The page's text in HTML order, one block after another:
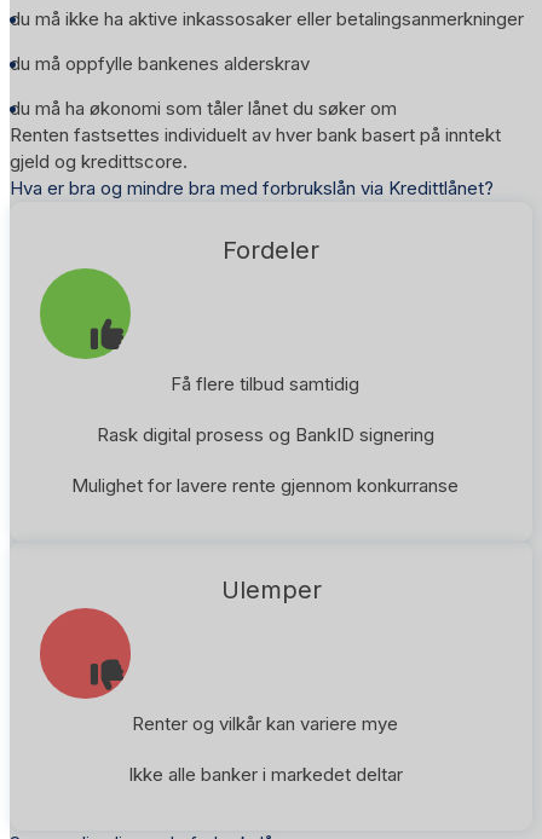
du må ikke ha aktive inkassosaker eller betalingsanmerkninger
du må oppfylle bankenes alderskrav
du må ha økonomi som tåler lånet du søker om
Renten fastsettes individuelt av hver bank basert på inntekt
gjeld og kredittscore.
Hva er bra og mindre bra med forbrukslån via Kredittlånet?
Fordeler
Få flere tilbud samtidig
Rask digital prosess og BankID signering
Mulighet for lavere rente gjennom konkurranse
Ulemper
Renter og vilkår kan variere mye
Ikke alle banker i markedet deltar